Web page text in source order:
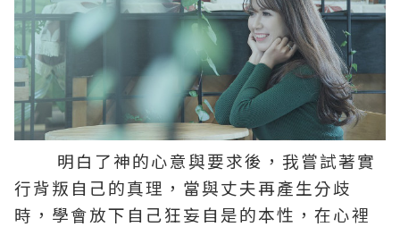
明白了神的心意與要求後，我嘗試著實
行背叛自己的真理，當與丈夫再產生分歧
時，學會放下自己狂妄自是的本性，在心裡